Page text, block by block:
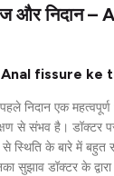
और निदान –
Anal fissure ke
निदान एक
से संभव है। डॉक्टर
के बारे में बहुत
सुझाव डॉक्टर के